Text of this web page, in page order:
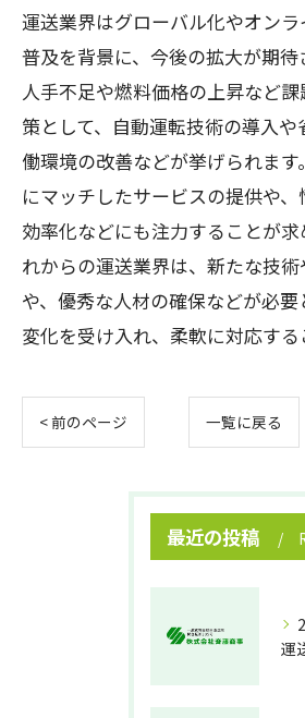
運送業界はグローバル化やオン
普及を背景に、今後の拡大が期待
人手不足や燃料価格の上昇など
策として、自動運転技術の導入
働環境の改善などが挙げられま
にマッチしたサービスの提供や
効率化などにも注力することが求
れからの運送業界は、新たな技
や、優秀な人材の確保などが必
変化を受け入れ、柔軟に対応する
< 前のページ 一覧に戻る
最近の投稿